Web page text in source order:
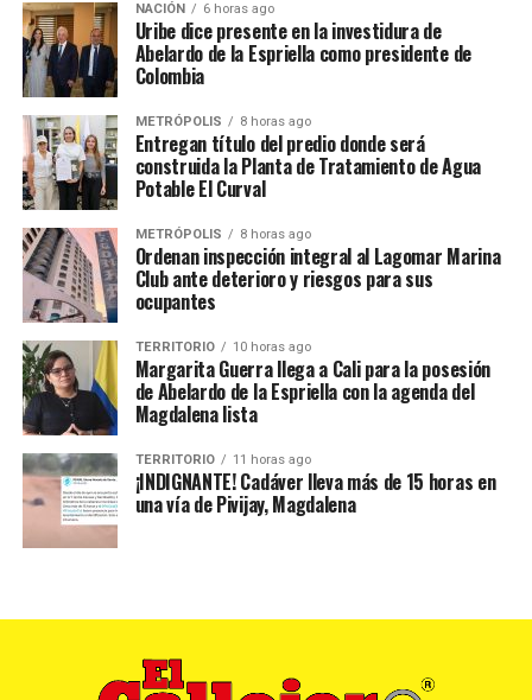
NACIÓN 6 horas ago
Uribe dice presente en la investidura de
Abelardo de la Espriella como presidente de
Colombia
METRÓPOLIS 8 horas ago
Entregan título del predio donde será
construida la Planta de Tratamiento de Agua
Potable El Curval
METRÓPOLIS 8 horas ago
Ordenan inspección integral al Lagomar Marina
Club ante deterioro y riesgos para sus
ocupantes
TERRITORIO 10 horas ago
Margarita Guerra llega a Cali para la posesión
de Abelardo de la Espriella con la agenda del
Magdalena lista
TERRITORIO 11 horas ago
¡INDIGNANTE! Cadáver lleva más de 15 horas en
una vía de Pivijay, Magdalena